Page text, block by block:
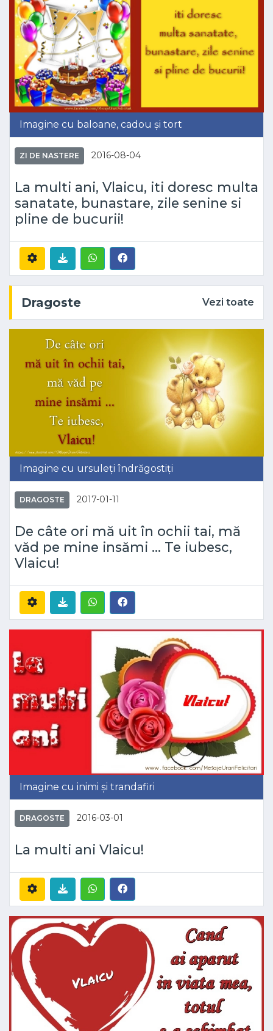
Imagine cu baloane, cadou și tort
ZI DE NASTERE 2016-08-04
La multi ani, Vlaicu, iti doresc multa
sanatate, bunastare, zile senine si
pline de bucurii!
Dragoste Vezi toate
Imagine cu ursuleți îndrăgostiți
DRAGOSTE 2017-01-11
De câte ori mă uit în ochii tai, mă
văd pe mine insămi ... Te iubesc,
Vlaicu!
Imagine cu inimi și trandafiri
DRAGOSTE 2016-03-01
La multi ani Vlaicu!